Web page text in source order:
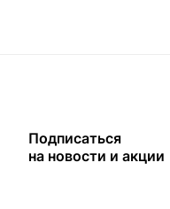
Подписаться
на новости и акции